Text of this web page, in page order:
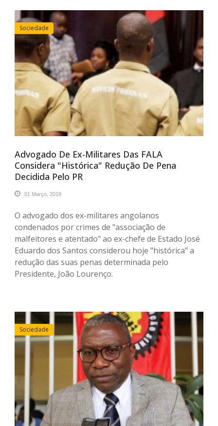
Sociedade
Advogado De Ex-Militares Das FALA
Considera "histórica" Redução De Pena
Decidida Pelo PR
01 Março, 2019
O advogado dos ex-militares angolanos
condenados por crimes de "associação de
malfeitores e atentado" ao ex-chefe de Estado José
Eduardo dos Santos considerou hoje "histórica" a
redução das suas penas determinada pelo
Presidente, João Lourenço.
Sociedade